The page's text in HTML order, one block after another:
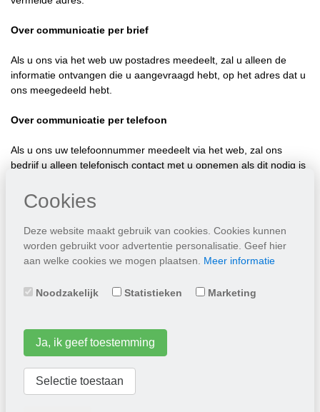
Cookies
Deze website maakt gebruik van cookies. Cookies kunnen
worden gebruikt voor advertentie personalisatie. Geef hier
aan welke cookies we mogen plaatsen. Meer informatie
Noodzakelijk Statistieken Marketing
Ja, ik geef toestemming
Selectie toestaan
Over communicatie per brief
Als u ons via het web uw postadres meedeelt, zal u alleen de
informatie ontvangen die u aangevraagd hebt, op het adres dat u
ons meegedeeld hebt.
Over communicatie per telefoon
Als u ons uw telefoonnummer meedeelt via het web, zal ons
bedrijf u alleen telefonisch contact met u opnemen als dit nodig is
hebt.
Indien u geen geadresseerd reclamedrukwerk en/of geen
commerciële telefoontjes (meer) wenst te ontvangen, kunt u dat
kenbaar maken via de website van het bel-me-niet register
Ons bedrijf kan de consumenteninformatie gebruiken voor nieuwe
dat geval, zullen wij contact met u opnemen alvorens uw
gegevens te gebruiken voor deze nieuwe doeleinden, om u op de
hoogte te stellen van de wijzigingen aan ons reglement voor de
bescherming van persoonlijke gegevens en om u de kans te